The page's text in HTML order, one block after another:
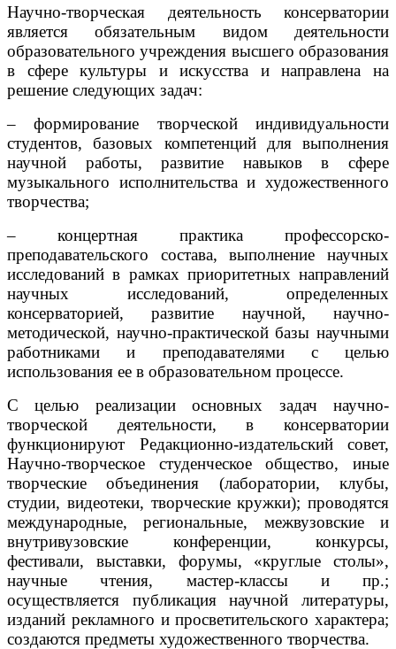
Научно-творческая деятельность консерватории
является обязательным видом деятельности
образовательного учреждения высшего образования
в сфере культуры и искусства и направлена на
решение следующих задач:
– формирование творческой индивидуальности
студентов, базовых компетенций для выполнения
научной работы, развитие навыков в сфере
музыкального исполнительства и художественного
творчества;
– концертная практика профессорско-
преподавательского состава, выполнение научных
исследований в рамках приоритетных направлений
научных исследований, определенных
консерваторией, развитие научной, научно-
методической, научно-практической базы научными
работниками и преподавателями с целью
использования ее в образовательном процессе.
С целью реализации основных задач научно-
творческой деятельности, в консерватории
функционируют Редакционно-издательский совет,
Научно-творческое студенческое общество, иные
творческие объединения (лаборатории, клубы,
студии, видеотеки, творческие кружки); проводятся
международные, региональные, межвузовские и
внутривузовские конференции, конкурсы,
фестивали, выставки, форумы, «круглые столы»,
научные чтения, мастер-классы и пр.;
осуществляется публикация научной литературы,
изданий рекламного и просветительского характера;
создаются предметы художественного творчества.